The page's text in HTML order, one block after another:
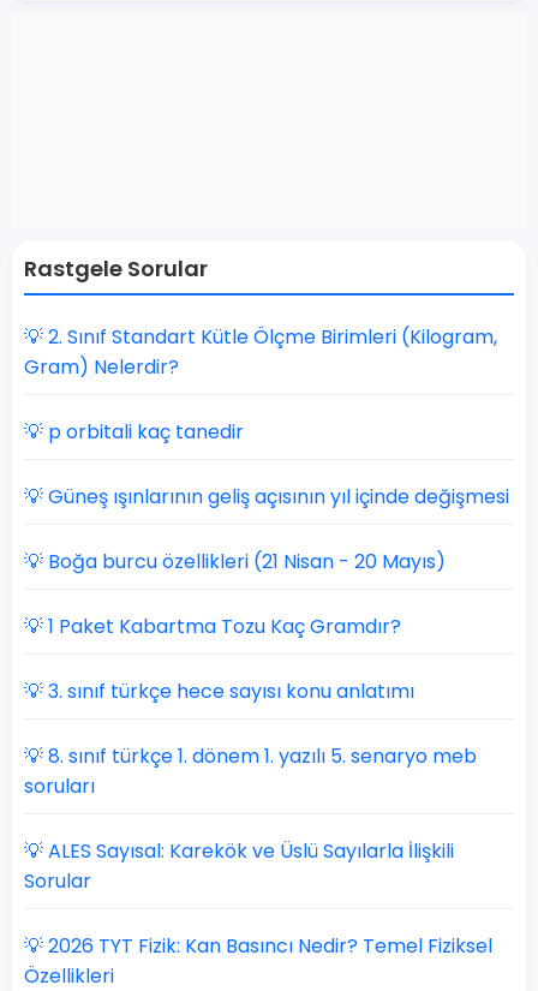
Rastgele Sorular
💡 2. Sınıf Standart Kütle Ölçme Birimleri (Kilogram,
Gram) Nelerdir?
💡 p orbitali kaç tanedir
💡 Güneş ışınlarının geliş açısının yıl içinde değişmesi
💡 Boğa burcu özellikleri (21 Nisan - 20 Mayıs)
💡 1 Paket Kabartma Tozu Kaç Gramdır?
💡 3. sınıf türkçe hece sayısı konu anlatımı
💡 8. sınıf türkçe 1. dönem 1. yazılı 5. senaryo meb
soruları
💡 ALES Sayısal: Karekök ve Üslü Sayılarla İlişkili
Sorular
💡 2026 TYT Fizik: Kan Basıncı Nedir? Temel Fiziksel
Özellikleri